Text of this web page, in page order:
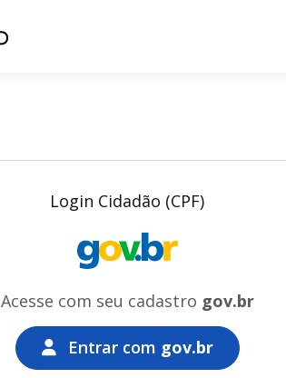
Login Cidadão (CPF)
Acesse com seu cadastro gov.br
Entrar com gov.br